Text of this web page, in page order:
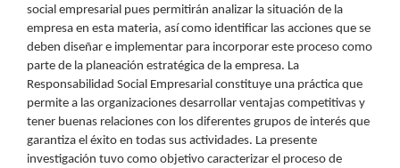
social empresarial pues permitirán analizar la situación de la
empresa en esta materia, así como identificar las acciones que se
deben diseñar e implementar para incorporar este proceso como
parte de la planeación estratégica de la empresa. La
Responsabilidad Social Empresarial constituye una práctica que
permite a las organizaciones desarrollar ventajas competitivas y
tener buenas relaciones con los diferentes grupos de interés que
garantiza el éxito en todas sus actividades. La presente
investigación tuvo como objetivo caracterizar el proceso de